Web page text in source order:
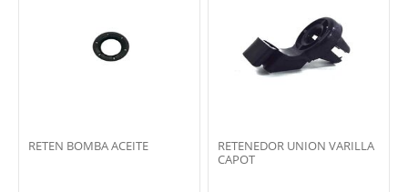
RETEN BOMBA ACEITE
RETENEDOR UNION VARILLA
CAPOT